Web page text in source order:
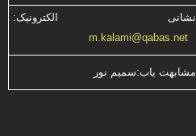
نشانی الکترونیک:
m.kalami@qabas.net
مشابهت ياب:سميم نور